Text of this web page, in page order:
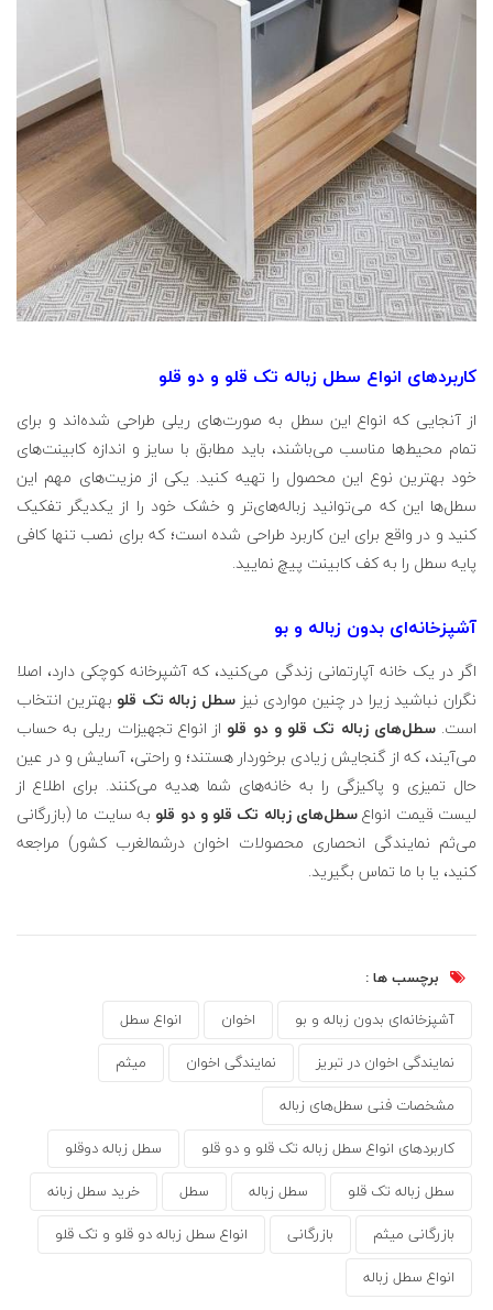
کاربرد‌های انواع سطل زباله تک قلو و دو قلو
از آنجایی که انواع این سطل به صورت‌های ریلی طراحی شده‌اند و برای
تمام محیط‌ها مناسب می‌باشند، باید مطابق با سایز و اندازه کابینت‌های
خود بهترین نوع این محصول را تهیه کنید. یکی از مزیت‌های مهم این
سطل‌ها این که می‌توانید زباله‌های‌تر و خشک خود را از یکدیگر تفکیک
کنید و در واقع برای این کاربرد طراحی شده است؛ که برای نصب تنها کافی
پایه سطل را به کف کابینت پیچ نمایید.
آشپزخانه‌ای بدون زباله و بو
اگر در یک خانه آپارتمانی زندگی می‌کنید، که آشپرخانه کوچکی دارد، اصلا
نگران نباشید زیرا در چنین مواردی نیزسطل زباله تک قلو بهترین انتخاب
است.سطل‌های زباله تک قلو و دو قلو از انواع تجهیزات ریلی به حساب
می‌آیند، که از گنجایش زیادی برخوردار هستند؛ و راحتی، ‌آسایش و در عین
حال تمیزی و پاکیزگی را به خانه‌های شما هدیه می‌کنند. برای اطلاع از
لیست قیمت انواعسطل‌های زباله تک قلو و دو قلو به سایت ما (بازرگانی
می‌ثم نمایندگی انحصاری محصولات اخوان درشمالغرب کشور) مراجعه
کنید، یا با ما تماس بگیرید.
برچسب ها :
آشپزخانه‌ای بدون زباله و بو
اخوان انواع سطل
انواع سطل زباله
انواع سطل زباله دو قلو و تک قلو بازرگانی بازرگانی میثم
خرید سطل زبانه سطل سطل زباله سطل زباله تک قلو
سطل زباله دوقلو کاربرد‌های انواع سطل زباله تک قلو و دو قلو
مشخصات فنی سطل‌های زباله
میثم نمایندگی اخوان نمایندگی اخوان در تبریز